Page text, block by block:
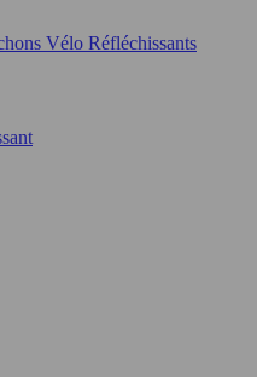
Vélo Réfléchissants